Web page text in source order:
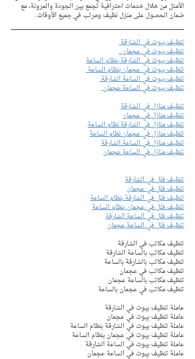
الأمثل من خلال خدمات احترافية تجمع بين الجودة والمرونة، مع
ضمان الحصول على منزل نظيف ومرتب في جميع الأوقات.
تنظيف بيوت في الشارقة
تنظيف بيوت في عجمان
تنظيف بيوت في الشارقة بنظام الساعة
تنظيف بيوت في عجمان بنظام الساعة
تنظيف بيوت في الساعة الشارقة
تنظيف بيوت في الساعة عجمان
تنظيف منازل في الشارقة
تنظيف منازل في عجمان
تنظيف منازل في الشارقة نظام الساعة
تنظيف منازل في عجمان نظام الساعة
تنظيف منازل في الساعة الشارقة
تنظيف منازل في الساعة عجمان
تنظيف فلل في الشارقة
تنظيف فلل في عجمان
تنظيف فلل في الشارقة بنظام الساعة
تنظيف فلل في عجمان بنظام الساعة
تنظيف فلل في الساعة الشارقة
تنظيف فلل في الساعة عجمان
تنظيف مكاتب في الشارقة
تنظيف مكاتب بالساعة الشارقة
تنظيف مكاتب بالشارقة بالساعة
تنظيف مكاتب في عجمان
تنظيف مكاتب بالساعة عجمان
تنظيف مكاتب في عجمان بالساعة
عاملة تنظيف بيوت في الشارقة
عاملة تنظيف بيوت في عجمان
عاملة تنظيف بيوت في الشارقة بنظام الساعة
عاملة تنظيف بيوت في عجمان بنظام الساعة
عاملة تنظيف بيوت في الساعة الشارقة
عاملة تنظيف بيوت في الساعة عجمان